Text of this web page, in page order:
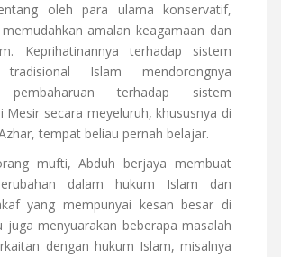
oleh para ulama konservatif,
amalan keagamaan dan
Keprihatinannya terhadap sistem
tradisional Islam mendorongnya
pembaharuan terhadap sistem
Mesir secara meyeluruh, khususnya di
tempat beliau pernah belajar.
mufti, Abduh berjaya membuat
dalam hukum Islam dan
yang mempunyai kesan besar di
juga menyuarakan beberapa masalah
dengan hukum Islam, misalnya